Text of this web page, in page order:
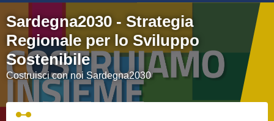
Sardegna2030 - Strategia
Regionale per lo Sviluppo
Sostenibile
Costruisci con noi Sardegna2030